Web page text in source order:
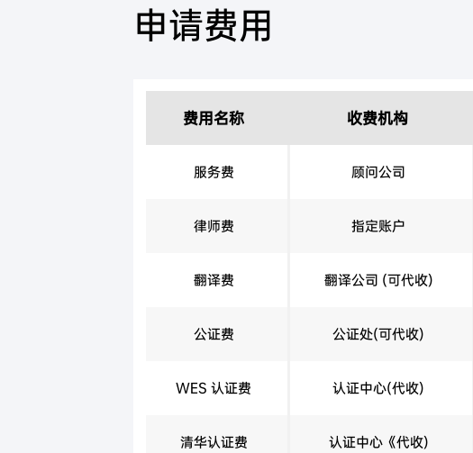
申请费用
费用名称 收费机构
服务费 顾问公司
律师费 指定账户
翻译费 翻译公司 (可代收)
公证费 公证处(可代收)
WES 认证费 认证中心(代收)
清华认证费 认证中心《代收)